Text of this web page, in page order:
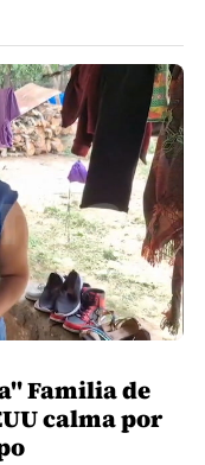
Familia de
calma por